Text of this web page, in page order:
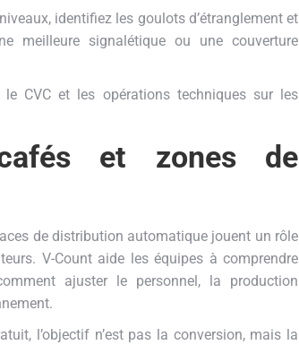
identifiez les goulots d’étranglement et
meilleure signalétique ou une couverture
CVC et les opérations techniques sur les
cafés et zones de
de distribution automatique jouent un rôle
V-Count aide les équipes à comprendre
ajuster le personnel, la production
l’objectif n’est pas la conversion, mais la